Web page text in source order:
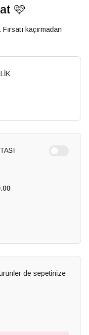
🩷
kaçırmadan
de sepetinize